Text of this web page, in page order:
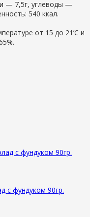
— 7,5г, углеводы —
540 ккал.
от 15 до 21’С и
с фундуком 90гр.